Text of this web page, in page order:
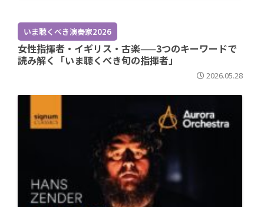
いま聴くべき演奏家2026
女性指揮者・イギリス・古楽——3つのキーワードで
読み解く「いま聴くべき旬の指揮者」
2026.05.28